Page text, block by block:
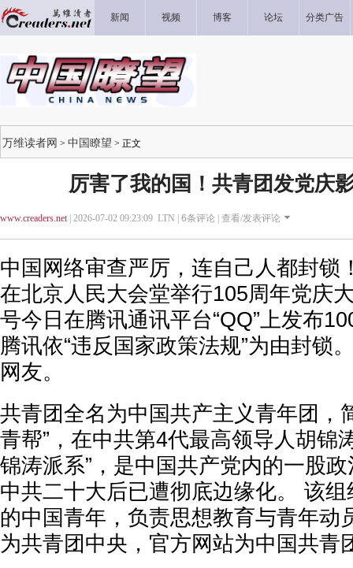
新闻 视频 博客 论坛 分类广告
万维读者网 > 中国瞭望 > 正文
厉害了我的国！共青团发党庆
www.creaders.net| 2026-07-02 09:23:09 LTN | 6条评论 | 查看/发表评论
中国网络审查严厉，连自己人都封锁
在北京人民大会堂举行105周年党庆
号今日在腾讯通讯平台“QQ”上发布
腾讯依“违反国家政策法规”为由封锁
网友。
共青团全名为中国共产主义青年团，
青帮”，在中共第4代最高领导人胡锦
锦涛派系”，是中国共产党内的一股
中共二十大后已遭彻底边缘化。 该
的中国青年，负责思想教育与青年动
为共青团中央，官方网站为中国共青